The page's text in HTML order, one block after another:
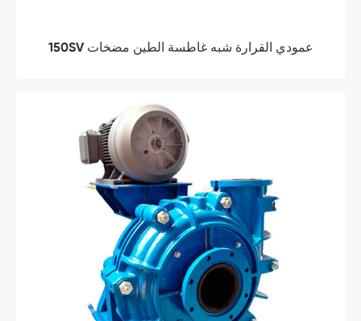
150SV عمودي القرارة شبه غاطسة الطين مضخات